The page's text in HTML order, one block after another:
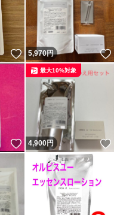
いいね！
5,970円
いいね！
4,900円
最大10%対象